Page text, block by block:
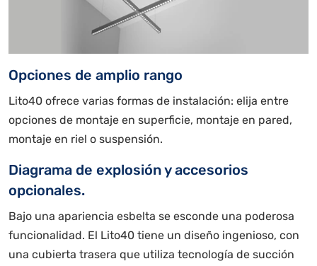
Opciones de amplio rango
Lito40 ofrece varias formas de instalación: elija entre
opciones de montaje en superficie, montaje en pared,
montaje en riel o suspensión.
Diagrama de explosión y accesorios
opcionales.
Bajo una apariencia esbelta se esconde una poderosa
funcionalidad. El Lito40 tiene un diseño ingenioso, con
una cubierta trasera que utiliza tecnología de succión